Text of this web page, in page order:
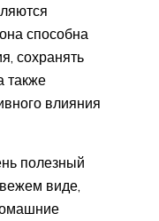
способна
сохранять
также
влияния
полезный
виде,